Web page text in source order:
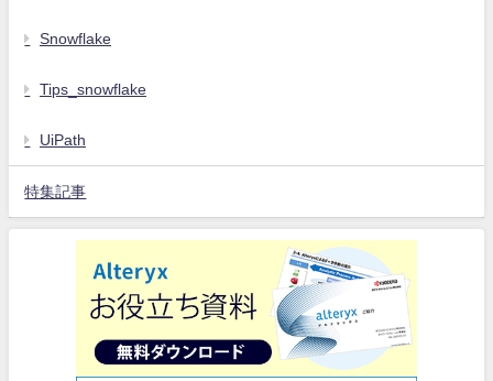
Snowflake
Tips_snowflake
UiPath
特集記事